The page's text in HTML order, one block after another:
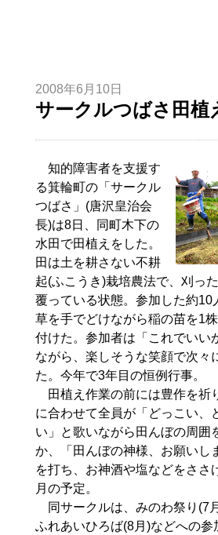
2008年6月10日
サークルつばさ田植
知的障害者を支援す
る箕輪町の「サークル
つばさ」(唐沢皇治会
長)は8日、同町木下の
水田で田植えをした。
田は土を耕さない不耕
起(ふこうき)栽培農法で、刈っ
覆っている状態。参加した約10
草を手でどけながら稲の苗を1
付けた。参加者は「これでいい
ながら、楽しそうな笑顔で次々
た。今年で3年目の恒例行事。
田植え作業の前には豊作を祈
に合わせて全員が「どっこい、
い」と歌いながら田んぼの周囲
か、「田んぼの神様、お願いし
を打ち、お神酒や塩などをささ
月の予定。
同サークルは、みのわ祭り(7
ふれあいひろば(8月)などへの参